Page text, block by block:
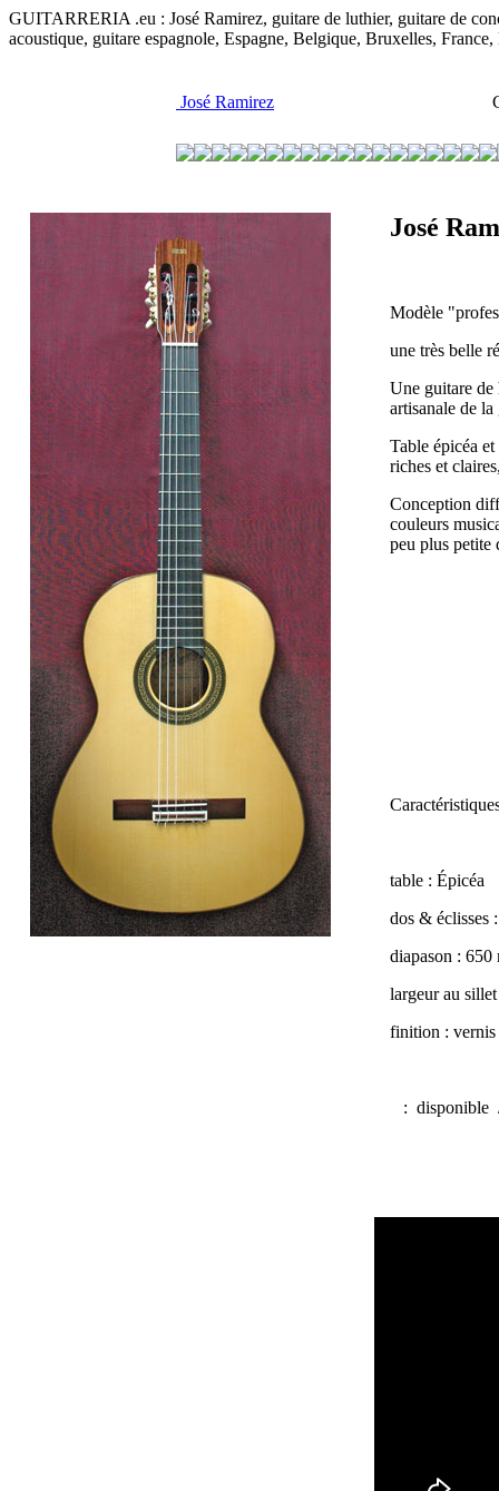
GUITARRERIA .eu : José Ramirez, guitare de luthier, guitare de
acoustique, guitare espagnole, Espagne, Belgique, Bruxelles,
José Ramirez
José
Modèle
une très belle
Une guitare
artisanale de
Table épicéa
riches et
Conception
couleurs
peu plus
table : Épicéa
dos & éclisses
diapason : 650
largeur au
finition : vernis
: